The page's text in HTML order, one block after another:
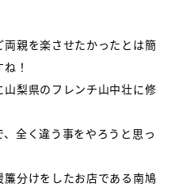
親を楽させたかったとは簡
！
梨県のフレンチ山中壮に修
全く違う事をやろうと思っ
分けをしたお店である南鳩